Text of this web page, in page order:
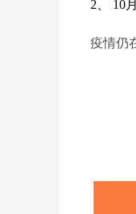
2、 10
疫情仍